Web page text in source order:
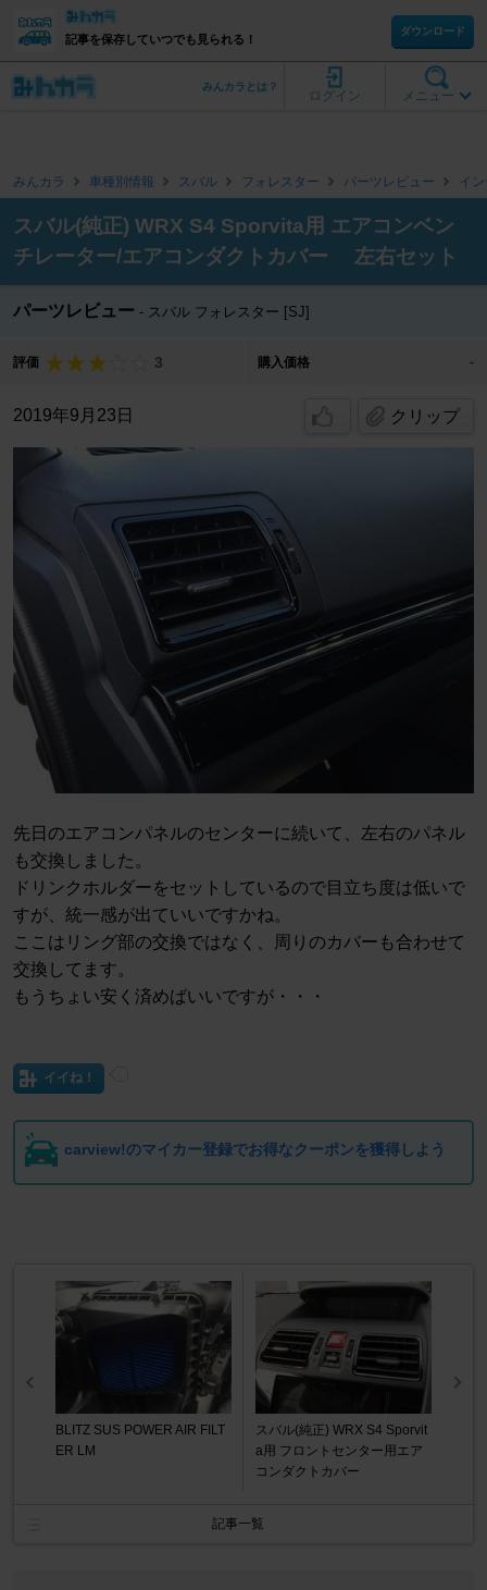
記事を保存していつでも見られる！
ダウンロード
メニュー
ログイン
みんカラとは？
みんカラ 車種別情報 スバル フォレスター パーツレビュー イ
スバル(純正) WRX S4 Sporvita用 エアコンベン
チレーター/エアコンダクトカバー 左右セット
パーツレビュー スバル フォレスター [SJ]
評価 3 購入価格 -
2019年9月23日 クリップ
先日のエアコンパネルのセンターに続いて、左右のパネル
も交換しました。
ドリンクホルダーをセットしているので目立ち度は低いで
すが、統一感が出ていいですかね。
ここはリング部の交換ではなく、周りのカバーも合わせて
交換してます。
もうちょい安く済めばいいですが・・・
イイね！
carview!のマイカー登録でお得なクーポンを獲得しよう
BLITZ SUS POWER AIR FILT
ER LM
スバル(純正) WRX S4 Sporvit
a用 フロントセンター用エア
コンダクトカバー
記事一覧